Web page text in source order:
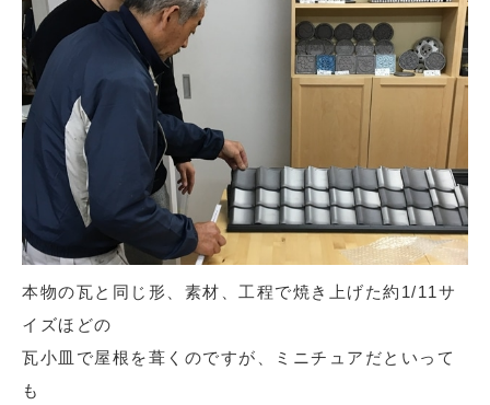
本物の瓦と同じ形、素材、工程で焼き上げた約1/11サ
イズほどの
瓦小皿で屋根を葺くのですが、ミニチュアだといって
も